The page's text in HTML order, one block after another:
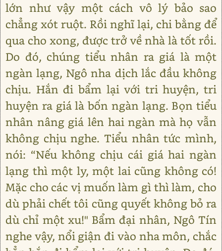
lớn như vậy một cách vô lý bảo sao
chẳng xót ruột. Rồi nghĩ lại, chi bằng để
qua cho xong, được trở về nhà là tốt rồi.
Do đó, chúng tiểu nhân ra giá là một
ngàn lạng, Ngô nha dịch lắc đầu không
chịu. Hắn đi bẩm lại với tri huyện, tri
huyện ra giá là bốn ngàn lạng. Bọn tiểu
nhân nâng giá lên hai ngàn mà họ vẫn
không chịu nghe. Tiểu nhân tức mình,
nói: “Nếu không chịu cái giá hai ngàn
lạng thì một ly, một lai cũng không có!
Mặc cho các vị muốn làm gì thì làm, cho
dù phải chết tôi cũng quyết không bỏ ra
dù chỉ một xu!" Bẩm đại nhân, Ngô Tín
nghe vậy, nổi giận đi vào nha môn, chắc